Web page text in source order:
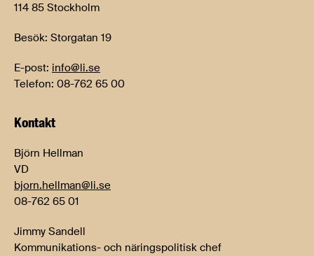
114 85 Stockholm
Besök: Storgatan 19
E-post: info@li.se
Telefon: 08-762 65 00
Kontakt
Björn Hellman
VD
bjorn.hellman@li.se
08-762 65 01
Jimmy Sandell
Kommunikations- och näringspolitisk chef